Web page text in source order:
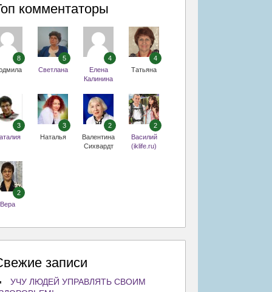
комментаторы
8
Светлана
5
Елена
Калинина
4
Татьяна
4
3
Наталья
3
Валентина
Сихвардт
2
Василий
(iklife.ru)
2
Вера
2
записи
УЧУ ЛЮДЕЙ УПРАВЛЯТЬ СВОИМ